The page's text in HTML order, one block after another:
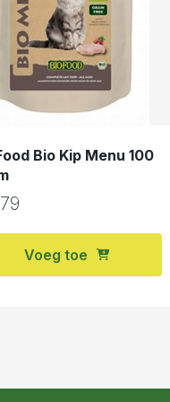
Bio Kip Menu 100
Voeg toe